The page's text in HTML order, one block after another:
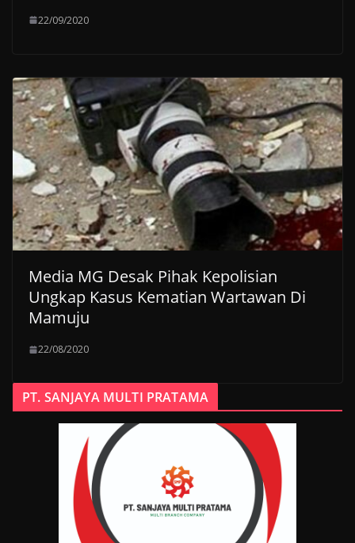
22/09/2020
Media MG Desak Pihak Kepolisian
Ungkap Kasus Kematian Wartawan Di
Mamuju
22/08/2020
PT. SANJAYA MULTI PRATAMA